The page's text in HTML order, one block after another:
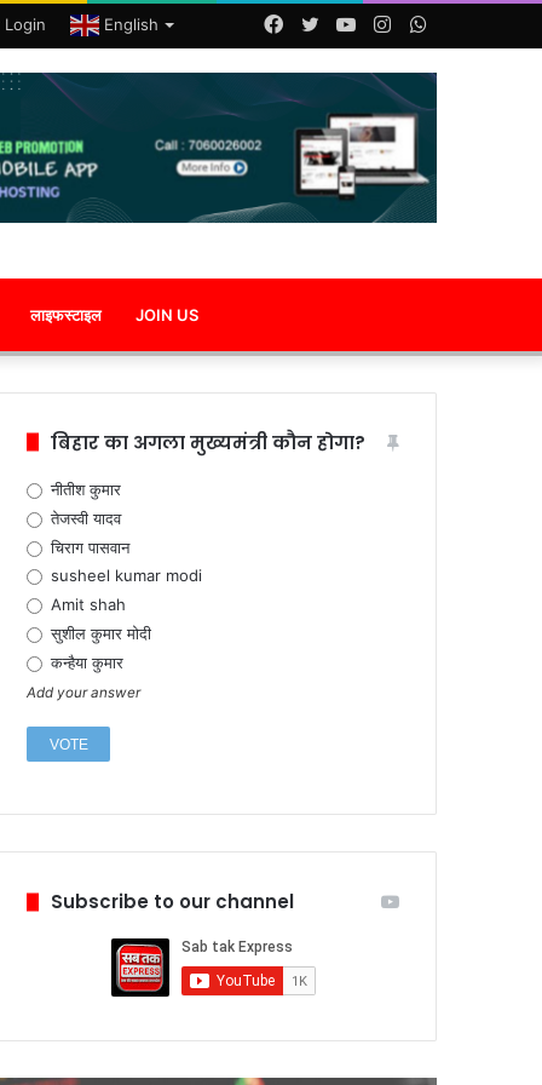
Login English Instagram
YouTube
Twitter
Facebook
लाइफस्टाइल JOIN US
बिहार का अगला मुख्यमंत्री कौन होगा?
नीतीश कुमार
तेजस्वी यादव
चिराग पासवान
susheel kumar modi
Amit shah
सुशील कुमार मोदी
कन्हैया कुमार
Add your answer
Subscribe to our channel